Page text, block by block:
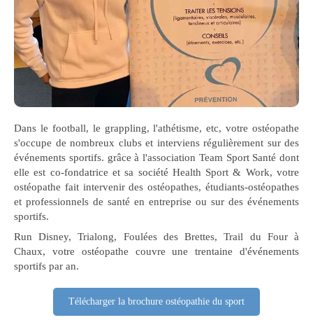
Dans le football, le grappling, l'athétisme, etc, votre ostéopathe
s'occupe de nombreux clubs et interviens régulièrement sur des
événements sportifs. grâce à l'association Team Sport Santé dont
elle est co-fondatrice et sa société Health Sport & Work, votre
ostéopathe fait intervenir des ostéopathes, étudiants-ostéopathes
et professionnels de santé en entreprise ou sur des événements
sportifs.
Run Disney, Trialong, Foulées des Brettes, Trail du Four à
Chaux, votre ostéopathe couvre une trentaine d'événements
sportifs par an.
Télécharger la brochure ostéopathie du sport